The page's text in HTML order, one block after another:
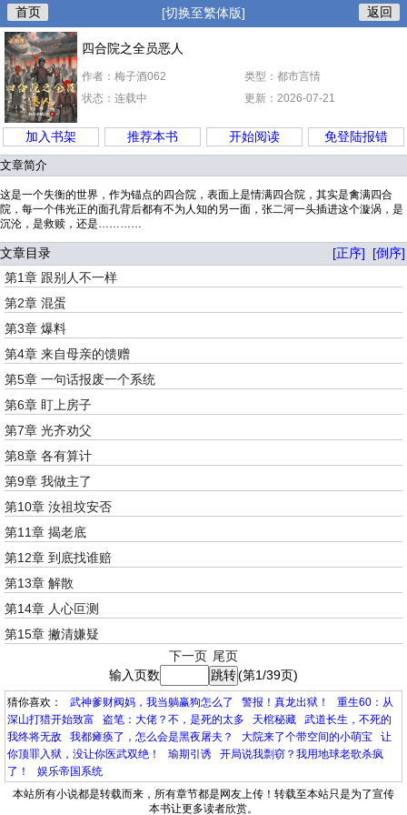
首页 [切换至繁体版] 返回
四合院之全员恶人
作者：梅子酒062
类型：都市言情
状态：连载中
更新：2026-07-21
加入书架 推荐本书 开始阅读 免登陆报错
文章简介
这是一个失衡的世界，作为锚点的四合院，表面上是情满四合院，其实是禽满四合
院，每一个伟光正的面孔背后都有不为人知的另一面，张二河一头插进这个漩涡，是
沉沦，是救赎，还是…………
文章目录 [正序]
[倒序]
第1章 跟别人不一样
第2章 混蛋
第3章 爆料
第4章 来自母亲的馈赠
第5章 一句话报废一个系统
第6章 盯上房子
第7章 光齐劝父
第8章 各有算计
第9章 我做主了
第10章 汝祖坟安否
第11章 揭老底
第12章 到底找谁赔
第13章 解散
第14章 人心叵测
第15章 撇清嫌疑
下一页 尾页
输入页数
(第1/39页)
猜你喜欢： 武神爹财阀妈，我当躺赢狗怎么了 警报！真龙出狱！
重生60：从
深山打猎开始致富
盗笔：大佬？不，是死的太多 天棺秘藏
武道长生，不死的
我终将无敌
我都瘫痪了，怎么会是黑夜屠夫？ 大院来了个带空间的小萌宝
让
你顶罪入狱，没让你医武双绝！
瑜期引诱
开局说我剽窃？我用地球老歌杀疯
了！
娱乐帝国系统
本站所有小说都是转载而来，所有章节都是网友上传！转载至本站只是为了宣传
本书让更多读者欣赏。